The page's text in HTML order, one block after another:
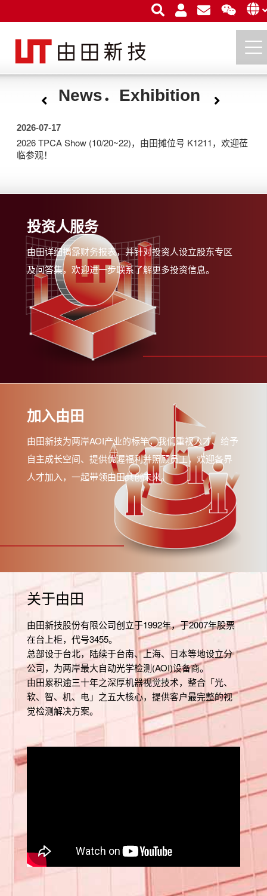
由田新技股份有限公司
News．Exhibition
2026-07-17
2026 TPCA Show (10/20~22)，由田摊位号 K1211，欢迎莅
临参观！
投资人服务
由田详细揭露财务报表，并针对投资人设立股东专区
及问答集，欢迎进一步联系了解更多投资信息。
加入由田
由田新技为两岸AOI产业的标竿，我们重视人才、给予
自主成长空间、提供优渥福利并照顾员工，欢迎各界
人才加入，一起带领由田共创未来。
关于由田
由田新技股份有限公司创立于1992年，于2007年股票
在台上柜，代号3455。
总部设于台北，陆续于台南、上海、日本等地设立分
公司，为两岸最大自动光学检测(AOI)设备商。
由田累积逾三十年之深厚机器视觉技术，整合「光、
软、智、机、电」之五大核心，提供客户最完整的视
觉检测解决方案。